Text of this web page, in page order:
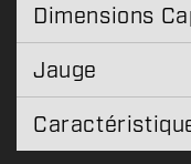
Dimensions
Jauge